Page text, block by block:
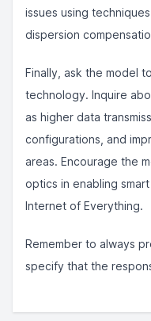
issues using
dispersion
Finally, ask the model
technology. Inquire
as higher data
configurations, and
areas. Encourage the
optics in enabling
Internet of Everything.
Remember to always
specify that the